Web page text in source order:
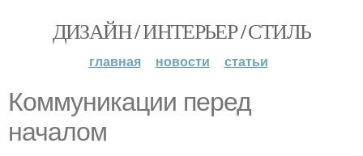
ДИЗАЙН / ИНТЕРЬЕР / СТИЛЬ
главная новости статьи
Коммуникации перед
началом